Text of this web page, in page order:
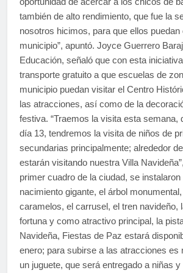
también de alto rendimiento, que fue la
nosotros hicimos, para que ellos
municipio”, apuntó. Joyce Guerrero
Educación, señaló que con esta
transporte gratuito a que escuelas de
municipio puedan visitar el Centro
las atracciones, así como de la
festiva. “Traemos la visita esta semana,
día 13, tendremos la visita de niños de
secundarias principalmente; alrededor
estarán visitando nuestra Villa
primer cuadro de la ciudad, se instalaron
nacimiento gigante, el árbol
caramelos, el carrusel, el tren navideño,
fortuna y como atractivo principal, la
Navideña, Fiestas de Paz estará
enero; para subirse a las atracciones es
un juguete, que será entregado a niñas